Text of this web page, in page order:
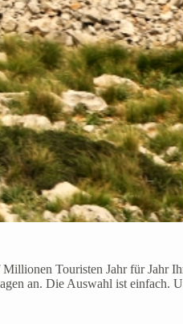
Touristen Jahr für Jahr
an. Die Auswahl ist einfach.